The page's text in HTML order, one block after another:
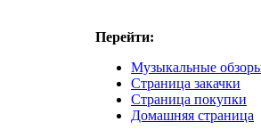
Перейти:
Музыкальные
Страница закачки
Страница покупки
Домашняя страница